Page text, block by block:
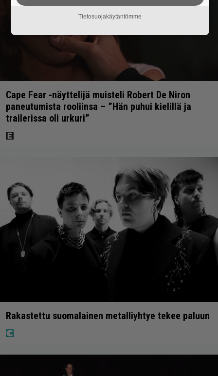
Cape Fear -näyttelijä muisteli Robert De Niron
paneutumista rooliinsa – ”Hän puhui kielillä ja
trailerissa oli urkuri”
Rakastettu suomalainen metalliyhtye tekee paluun
Tietosuojakäytäntömme